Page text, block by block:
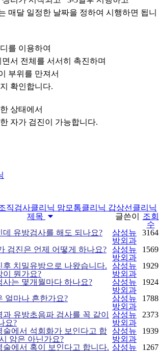
매달 일정한 날짜을 정하여 시행하면 됩니
를 이용하여
서 전체를 서서히 촉진하며
부위를 만져서
확인합니다.
상태에서
자가 검진이 가능합니다.
직검사클리닉 맘모톰클리닉 갑상선클리닉
제목 글쓴이
조회
수
데 유방검사를 해도 되나요?
삼성뉴
방외과
3164
검진은 언제 어떻게 하나요?
삼성뉴
방외과
1569
후 치밀유방으로 나왔습니다.
이 뭔가요?
삼성뉴
방외과
1929
사는 몇개월마다 하나요?
삼성뉴
방외과
1924
얼마나 흔한가요?
삼성뉴
방외과
1788
과 유방초음파 검사를 꼭 같이
요?
삼성뉴
방외과
2373
술에서 석회화가 보인다고 합
암은 아닌가요?
삼성뉴
방외과
1939
술에서 혹이 보인다고 합니다. 삼성뉴
1267